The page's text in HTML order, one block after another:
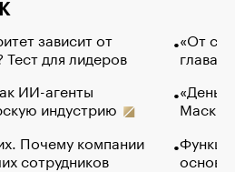
зависит от
для лидеров
ИИ-агенты
индустрию
Почему компании
сотрудников
«От
глава
Маск в
основ